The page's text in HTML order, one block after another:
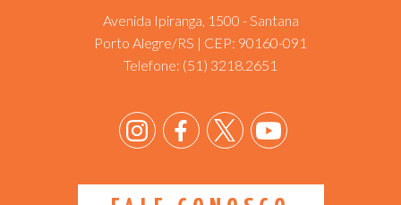
Avenida Ipiranga, 1500 - Santana
Porto Alegre/RS | CEP: 90160-091
Telefone: (51) 3218.2651